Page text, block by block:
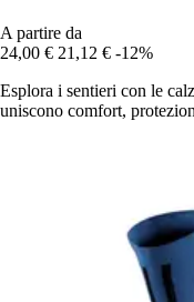
A partire da
24,00 € 21,12 € -12%
Esplora i sentieri con le
uniscono comfort,